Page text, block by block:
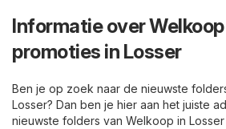
Informatie over
promoties in Losser
Ben je op zoek naar de nieuwste
Losser? Dan ben je hier aan het juiste
nieuwste folders van Welkoop in